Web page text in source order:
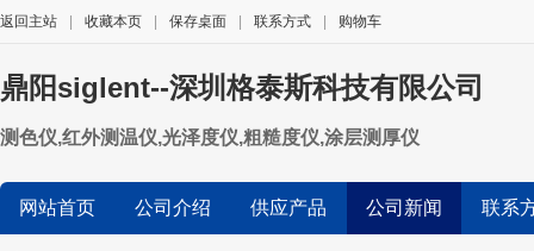
返回主站 收藏本页 保存桌面 联系方式 购物车
鼎阳siglent--深圳格泰斯科技有限公司
测色仪,红外测温仪,光泽度仪,粗糙度仪,涂层测厚仪
网站首页 公司介绍 供应产品 公司新闻 联系